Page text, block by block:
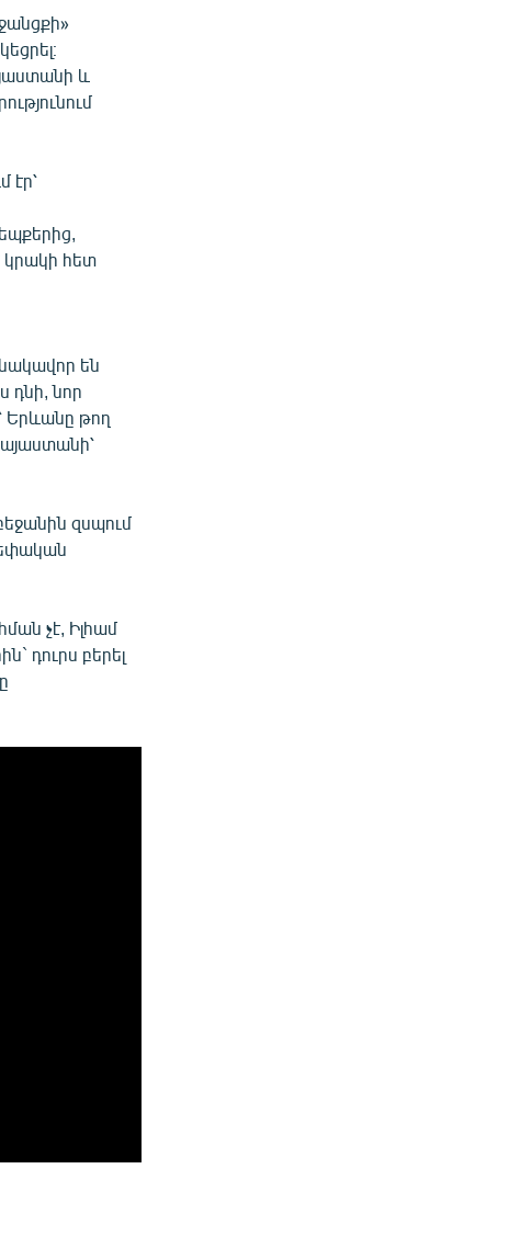
և
էր՝
կրակի հետ
են
դնի, նոր
Երևանը թող
զսպում
չէ, Իլհամ
դուրս բերել